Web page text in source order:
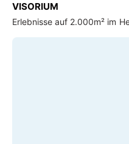
VISORIUM
Erlebnisse auf 2.000m² im